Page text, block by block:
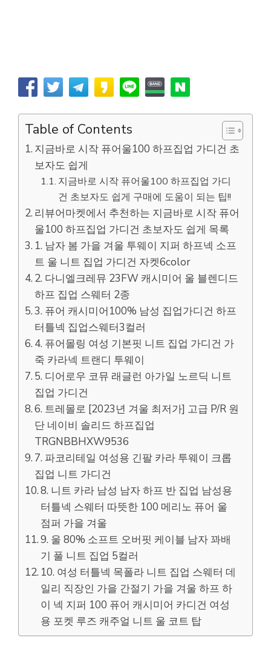
Table of Contents
지금바로 시작 퓨어울100 하프집업 가디건 초
보자도 쉽게
지금바로 시작 퓨어울100 하프집업 가디
건 초보자도 쉽게 구매에 도움이 되는 팁!!
리뷰어마켓에서 추천하는 지금바로 시작 퓨어
울100 하프집업 가디건 초보자도 쉽게 목록
1. 남자 봄 가을 겨울 투웨이 지퍼 하프넥 소프
트 울 니트 집업 가디건 자켓6color
2. 다니엘크레뮤 23FW 캐시미어 울 블렌디드
하프 집업 스웨터 2종
3. 퓨어 캐시미어100% 남성 집업가디건 하프
터틀넥 집업스웨터3컬러
4. 퓨어몰링 여성 기본핏 니트 집업 가디건 가
죽 카라넥 트랜디 투웨이
5. 디어로우 코뮤 래글런 아가일 노르딕 니트
집업 가디건
6. 트레몰로 [2023년 겨울 최저가] 고급 P/R 원
단 네이비 솔리드 하프집업
TRGNBBHXW9536
7. 파코리테일 여성용 긴팔 카라 투웨이 크롭
집업 니트 가디건
8. 니트 카라 남성 남자 하프 반 집업 남성용
터틀넥 스웨터 따뜻한 100 메리노 퓨어 울
점퍼 가을 겨울
9. 울 80% 소프트 오버핏 케이블 남자 꽈배
기 풀 니트 집업 5컬러
10. 여성 터틀넥 목폴라 니트 집업 스웨터 데
일리 직장인 가을 간절기 가을 겨울 하프 하
이 넥 지퍼 100 퓨어 캐시미어 카디건 여성
용 포켓 루즈 캐주얼 니트 울 코트 탑